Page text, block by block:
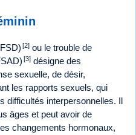
[2] ou le trouble de
[3] désigne des
sexuelle, de désir,
les rapports sexuels, qui
difficultés interpersonnelles. Il
âges et peut avoir de
changements hormonaux,